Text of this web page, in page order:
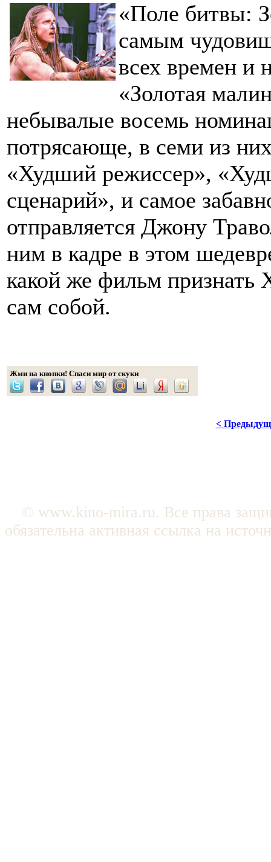
«Поле битвы:
самым
всех времен и
«Золотая
небывалые восемь
потрясающе, в семи из
«Худший режиссер»,
сценарий», и самое
отправляется Джону
ним в кадре в этом
какой же фильм
сам собой.
Жми на кнопки! Спаси мир от скуки
<
© www.kino-mira.ru. Все права
обязательна активная ссылка на